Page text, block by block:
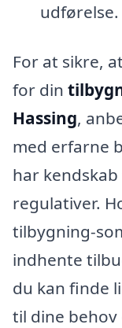
udførelse.
For at sikre,
for din
Hassing,
med erfarne
har
regulativer.
tilbygning-
indhente
du kan finde
til dine behov